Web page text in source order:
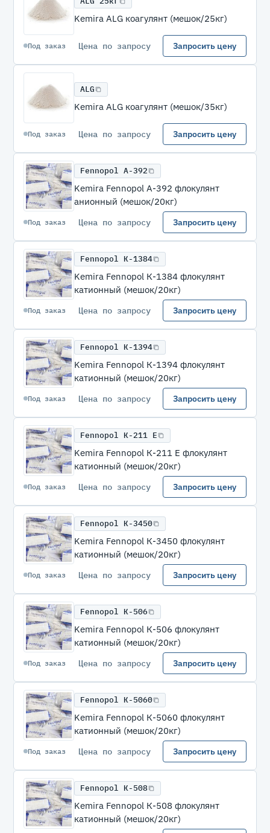
Kemira ALG коагулянт (мешок/25кг)
Под заказ Цена по запросу Запросить цену
ALG
Kemira ALG коагулянт (мешок/35кг)
Под заказ Цена по запросу Запросить цену
Fennopol A-392
Kemira Fennopol A-392 флокулянт
анионный (мешок/20кг)
Под заказ Цена по запросу Запросить цену
Fennopol К-1384
Kemira Fennopol К-1384 флокулянт
катионный (мешок/20кг)
Под заказ Цена по запросу Запросить цену
Fennopol К-1394
Kemira Fennopol К-1394 флокулянт
катионный (мешок/20кг)
Под заказ Цена по запросу Запросить цену
Fennopol К-211 Е
Kemira Fennopol К-211 Е флокулянт
катионный (мешок/20кг)
Под заказ Цена по запросу Запросить цену
Fennopol К-3450
Kemira Fennopol К-3450 флокулянт
катионный (мешок/20кг)
Под заказ Цена по запросу Запросить цену
Fennopol К-506
Kemira Fennopol К-506 флокулянт
катионный (мешок/20кг)
Под заказ Цена по запросу Запросить цену
Fennopol К-5060
Kemira Fennopol К-5060 флокулянт
катионный (мешок/20кг)
Под заказ Цена по запросу Запросить цену
Fennopol К-508
Kemira Fennopol К-508 флокулянт
катионный (мешок/20кг)